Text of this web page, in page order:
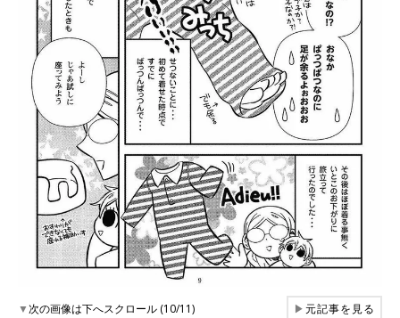
▼次の画像は下へスクロール (10/11) ▶元記事を見る